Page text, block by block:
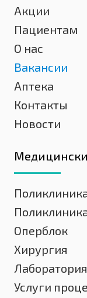
Акции
Пациентам
О нас
Вакансии
Аптека
Контакты
Новости
Оперблок
Хирургия
Лаборатория
Услуги